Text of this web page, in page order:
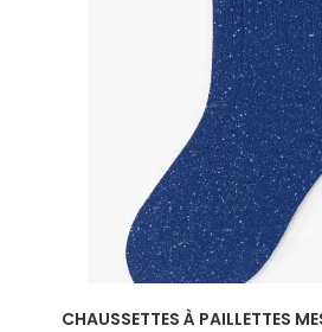
CHAUSSETTES À PAILLETTES